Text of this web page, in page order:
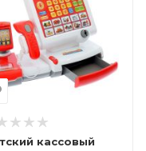
кассовый